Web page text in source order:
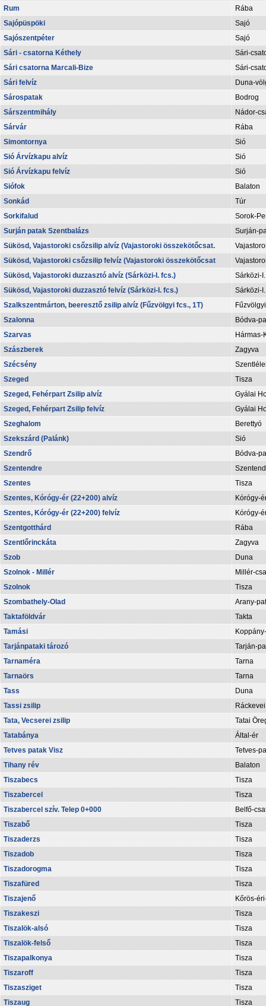
Rum
Rába
Sajópüspöki
Sajó
Sajószentpéter
Sajó
Sári - csatorna Kéthely
Sári-
Sári csatorna Marcali-Bize
Sári-
Sári felvíz
Duna-
Sárospatak
Bodrog
Sárszentmihály
Nádor-
Sárvár
Rába
Simontornya
Sió
Sió Árvízkapu alvíz
Sió
Sió Árvízkapu felvíz
Sió
Siófok
Balaton
Sonkád
Túr
Sorkifalud
Sorok-
Surján patak Szentbalázs
Surján-
Sükösd, Vajastoroki csőzsilip alvíz (Vajastoroki összekötőcsat.
Sükösd, Vajastoroki csőzsilip felvíz (Vajastoroki összekötőcsat
Sükösd, Vajastoroki duzzasztó alvíz (Sárközi-I. fcs.)
Sárközi-
Sükösd, Vajastoroki duzzasztó felvíz (Sárközi-I. fcs.)
Sárközi-
Szalkszentmárton, beeresztő zsilip alvíz (Fűzvölgyi fcs., 1T)
Szalonna
Bódva-
Szarvas
Hármas-
Szászberek
Zagyva
Szécsény
Szeged
Tisza
Szeged, Fehérpart Zsilip alvíz
Gyálai
Szeged, Fehérpart Zsilip felvíz
Gyálai
Szeghalom
Berettyó
Szekszárd (Palánk)
Sió
Szendrő
Bódva-
Szentendre
Szentes
Tisza
Szentes, Kórógy-ér (22+200) alvíz
Kórógy-
Szentes, Kórógy-ér (22+200) felvíz
Kórógy-
Szentgotthárd
Rába
Szentlőrinckáta
Zagyva
Szob
Duna
Szolnok - Millér
Millér-
Szolnok
Tisza
Szombathely-Olad
Arany-
Taktaföldvár
Takta
Tamási
Tarjánpataki tározó
Tarján-
Tarnaméra
Tarna
Tarnaörs
Tarna
Tass
Duna
Tassi zsilip
Tata, Vecserei zsilip
Tatai
Tatabánya
Által-ér
Tetves patak Visz
Tetves-
Tihany rév
Balaton
Tiszabecs
Tisza
Tiszabercel
Tisza
Tiszabercel szív. Telep 0+000
Belfő-
Tiszabő
Tisza
Tiszaderzs
Tisza
Tiszadob
Tisza
Tiszadorogma
Tisza
Tiszafüred
Tisza
Tiszajenő
Kőrös-
Tiszakeszi
Tisza
Tiszalök-alsó
Tisza
Tiszalök-felső
Tisza
Tiszapalkonya
Tisza
Tiszaroff
Tisza
Tiszasziget
Tisza
Tiszaug
Tisza